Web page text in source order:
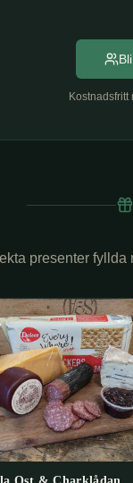
presenter
Ost & Charklådan